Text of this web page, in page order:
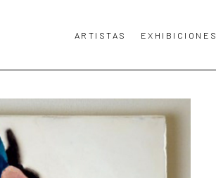
ARTISTAS EXHIBICIONES